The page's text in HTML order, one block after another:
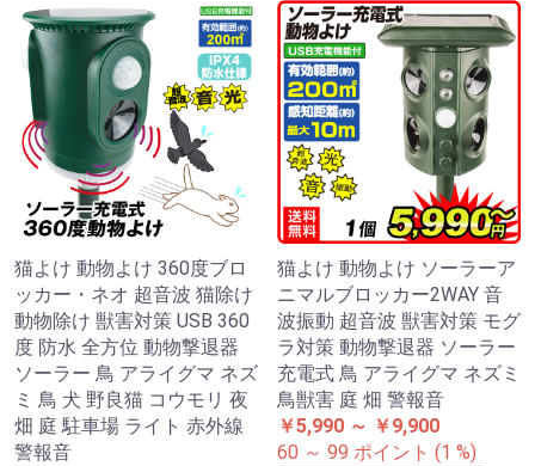
猫よけ 動物よけ 360度ブロ
ッカー・ネオ 超音波 猫除け
動物除け 獣害対策 USB 360
度 防水 全方位 動物撃退器
ソーラー 鳥 アライグマ ネズ
ミ 鳥 犬 野良猫 コウモリ 夜
畑 庭 駐車場 ライト 赤外線
警報音
猫よけ 動物よけ ソーラーア
ニマルブロッカー2WAY 音
波振動 超音波 獣害対策 モグ
ラ対策 動物撃退器 ソーラー
充電式 鳥 アライグマ ネズミ
鳥獣害 庭 畑 警報音
￥5,990 ～ ￥9,900
60 ～ 99 ポイント (1 %)